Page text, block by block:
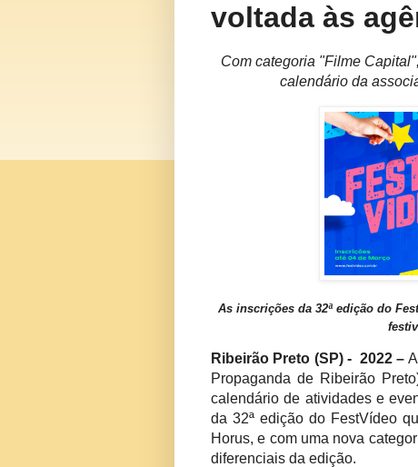
voltada às
Com categoria "Filme
calendário da
As inscrições da 32ª edição do
Ribeirão Preto (SP) - 2022 –
Propaganda de Ribeirão
calendário de atividades e
da 32ª edição do FestVídeo
Horus, e com uma nova
diferenciais da edição.